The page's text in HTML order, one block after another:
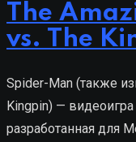
The
vs. The
Spider-Man (также
Kingpin) —
разработанная для